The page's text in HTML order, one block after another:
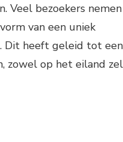
Veel bezoekers nemen
van een uniek
Dit heeft geleid tot een
zowel op het eiland